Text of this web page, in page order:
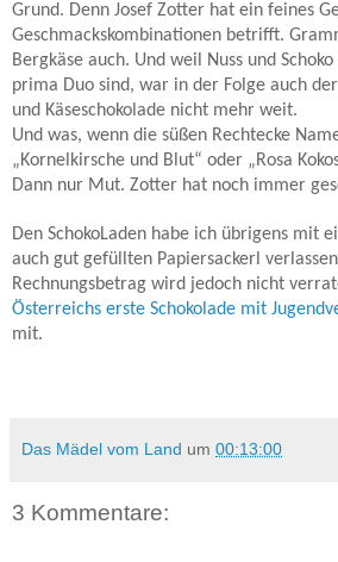
Grund. Denn Josef Zotter hat ein feines
Geschmackskombinationen betrifft.
Bergkäse auch. Und weil Nuss und
prima Duo sind, war in der Folge auch
und Käseschokolade nicht mehr weit.
Und was, wenn die süßen Rechtecke
„Kornelkirsche und Blut“ oder „Rosa
Dann nur Mut. Zotter hat noch immer
Den SchokoLaden habe ich übrigens mit
auch gut gefüllten Papiersackerl
Rechnungsbetrag wird jedoch nicht
Österreichs erste Schokolade mit
mit.
Das Mädel vom Land um 00:13:00
3 Kommentare: